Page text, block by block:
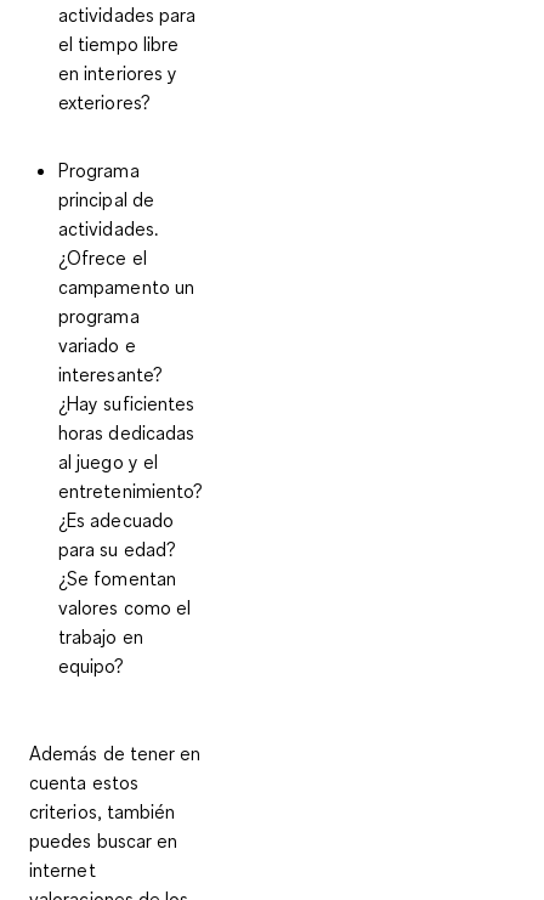
actividades para
el tiempo libre
en interiores y
exteriores?
Programa
principal de
actividades.
¿Ofrece el
campamento un
programa
variado e
interesante?
¿Hay suficientes
horas dedicadas
al juego y el
entretenimiento?
¿Es adecuado
para su edad?
¿Se fomentan
valores como el
trabajo en
equipo?
Además de tener en
cuenta estos
criterios, también
puedes buscar en
internet